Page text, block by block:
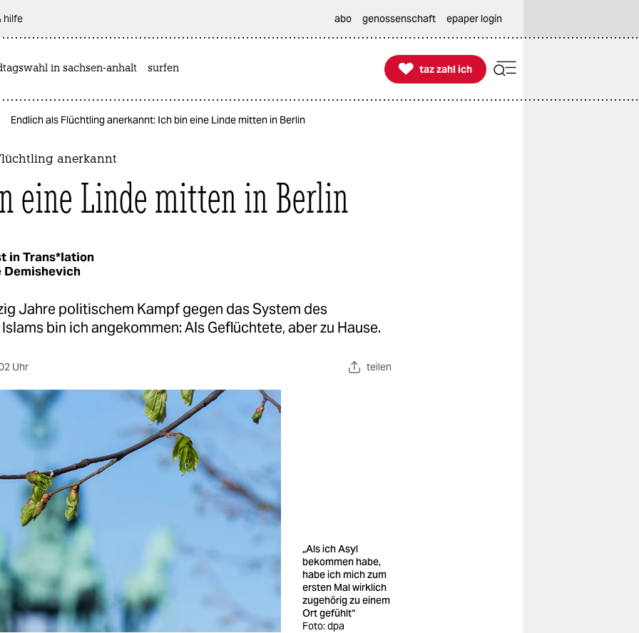
hilfe abo genossenschaft epaper login
in sachsen-anhalt surfen 
taz zahl ich
taz zahl ich
Endlich als Flüchtling anerkannt: Ich bin eine Linde mitten in Berlin
anerkannt
eine Linde mitten in Berlin
in Trans*lation
Demishevich
Jahre politischem Kampf gegen das System des
bin ich angekommen: Als Geflüchtete, aber zu Hause.
Uhr teilen
„Als ich Asyl
bekommen habe,
habe ich mich zum
ersten Mal wirklich
zugehörig zu einem
Ort gefühlt“
Foto: dpa